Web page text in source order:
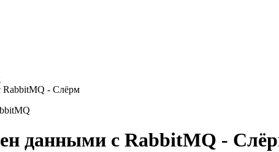
- Слёрм
данными с RabbitMQ -